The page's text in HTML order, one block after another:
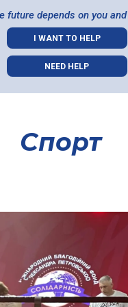
future depends on you
I WANT TO HELP
NEED HELP
Спорт